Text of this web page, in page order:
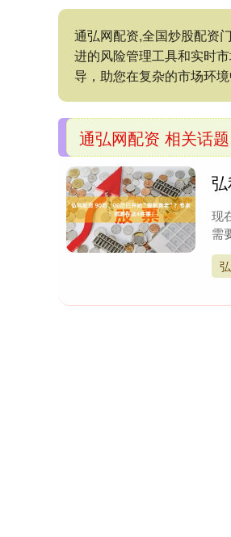
通弘网配资,全国炒股配资
进的风险管理工具和实时
导，助您在复杂的市场环
通弘网配资 相关话题
现
需